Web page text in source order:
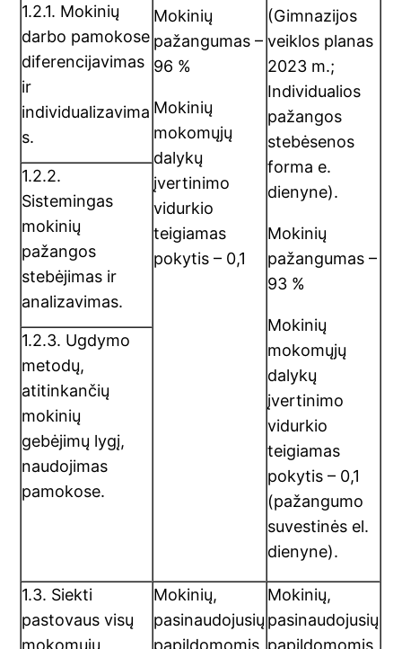
Mokinių
pažangumas –
96 %
Mokinių
mokomųjų
dalykų
įvertinimo
vidurkio
teigiamas
pokytis – 0,1
(Gimnazijos
veiklos planas
2023 m.;
Individualios
pažangos
stebėsenos
forma e.
dienyne).
Mokinių
pažangumas –
93 %
Mokinių
mokomųjų
dalykų
įvertinimo
vidurkio
teigiamas
pokytis – 0,1
(pažangumo
suvestinės el.
dienyne).
1.2.1. Mokinių
darbo pamokose
diferencijavimas
ir
individualizavima
s.
1.2.2.
Sistemingas
mokinių
pažangos
stebėjimas ir
analizavimas.
1.2.3. Ugdymo
metodų,
atitinkančių
mokinių
gebėjimų lygį,
naudojimas
pamokose.
1.3. Siekti
pastovaus visų
mokomųjų
Mokinių,
pasinaudojusių
papildomomis
Mokinių,
pasinaudojusių
papildomomis